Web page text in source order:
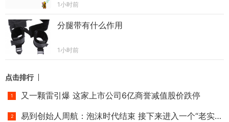
1小时前
分腿带有什么作用
1小时前
点击排行
又一颗雷引爆 这家上市公司6亿商誉减值股价跌停
易到创始人周航：泡沫时代结束 接下来进入一个“老实时代”